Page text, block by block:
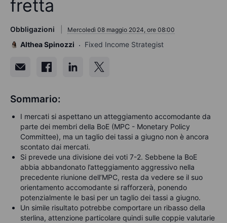
fretta
Obbligazioni Mercoledì 08 maggio 2024, ore 08:00
Althea Spinozzi Fixed Income Strategist
Sommario:
I mercati si aspettano un atteggiamento accomodante da
parte dei membri della BoE (MPC - Monetary Policy
Committee), ma un taglio dei tassi a giugno non è ancora
scontato dai mercati.
Si prevede una divisione dei voti 7-2. Sebbene la BoE
abbia abbandonato l’atteggiamento aggressivo nella
precedente riunione dell’MPC, resta da vedere se il suo
orientamento accomodante si rafforzerà, ponendo
potenzialmente le basi per un taglio dei tassi a giugno.
Un simile risultato potrebbe comportare un ribasso della
sterlina, attenzione particolare quindi sulle coppie valutarie